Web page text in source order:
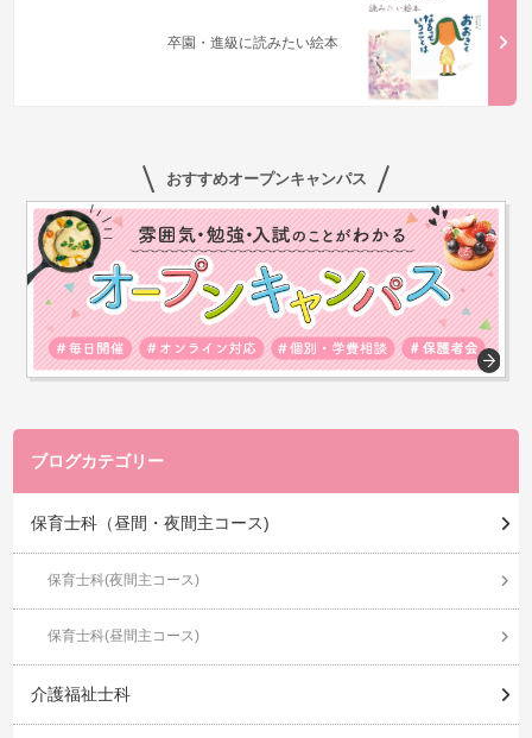
卒園・進級に読みたい絵本
おすすめオープンキャンパス
ブログカテゴリー
保育士科（昼間・夜間主コース)
保育士科(夜間主コース)
保育士科(昼間主コース)
介護福祉士科